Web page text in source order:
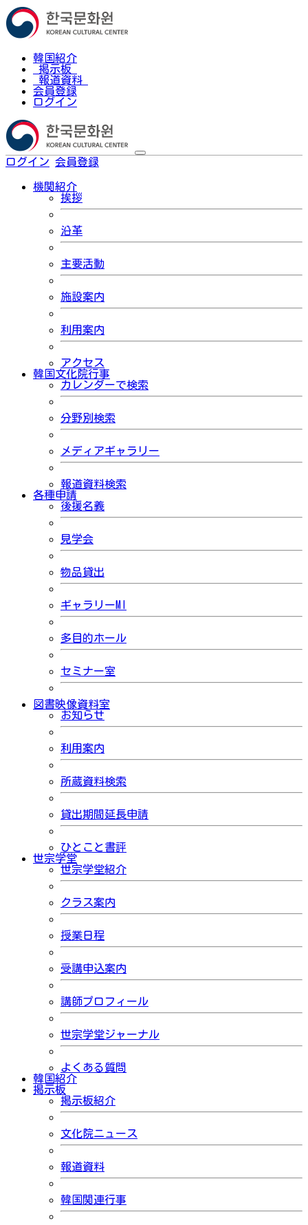
韓国紹介
掲示板
報道資料
会員登録
ログイン
ログイン 会員登録
機関紹介
挨拶
沿革
主要活動
施設案内
利用案内
アクセス
韓国文化院行事
カレンダーで検索
分野別検索
メディアギャラリー
報道資料検索
各種申請
後援名義
見学会
物品貸出
ギャラリーMI
多目的ホール
セミナー室
図書映像資料室
お知らせ
利用案内
所蔵資料検索
貸出期間延長申請
ひとこと書評
世宗学堂
世宗学堂紹介
クラス案内
授業日程
受講申込案内
講師プロフィール
世宗学堂ジャーナル
よくある質問
韓国紹介
掲示板
掲示板紹介
文化院ニュース
報道資料
韓国関連行事